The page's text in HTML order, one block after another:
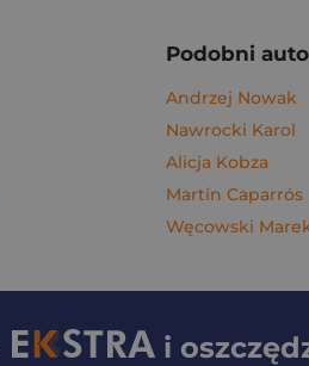
Podobni
Andrzej Nowak
Nawrocki Karol
Alicja Kobza
Martín Caparrós
Węcowski
i